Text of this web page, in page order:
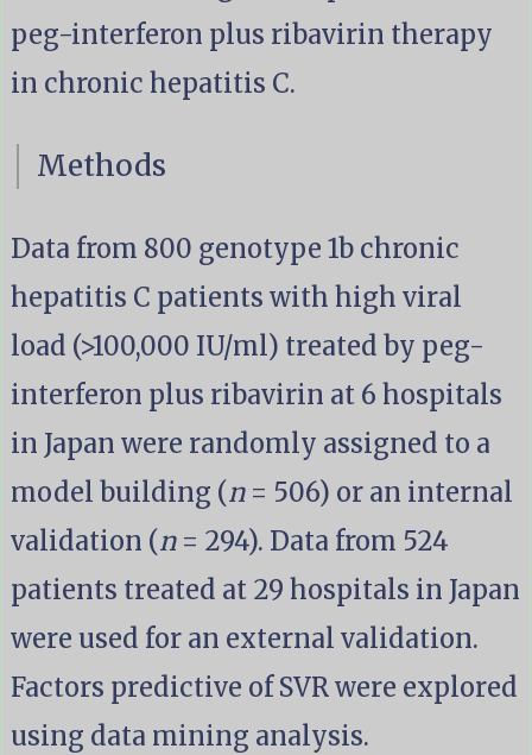
peg-interferon plus ribavirin therapy
in chronic hepatitis C.
Methods
Data from 800 genotype 1b chronic
hepatitis C patients with high viral
load (>100,000 IU/ml) treated by peg-
interferon plus ribavirin at 6 hospitals
in Japan were randomly assigned to a
model building (n= 506) or an internal
validation (n= 294). Data from 524
patients treated at 29 hospitals in Japan
were used for an external validation.
Factors predictive of SVR were explored
using data mining analysis.